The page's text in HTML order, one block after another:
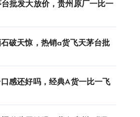
批发大放价，贵州原厂一比一
破天惊，热销a货飞天茅台批
感还好吗，经典A货一比一飞